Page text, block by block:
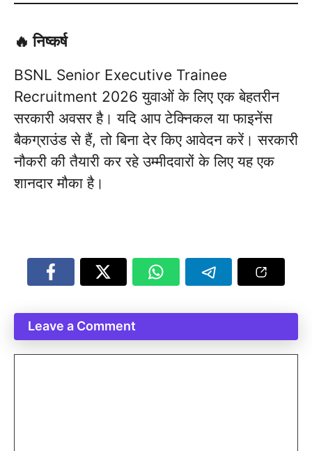
🔥 निष्कर्ष
BSNL Senior Executive Trainee
Recruitment 2026 युवाओं के लिए एक बेहतरीन
सरकारी अवसर है। यदि आप टेक्निकल या फाइनेंस
बैकग्राउंड से हैं, तो बिना देर किए आवेदन करें। सरकारी
नौकरी की तैयारी कर रहे उम्मीदवारों के लिए यह एक
शानदार मौका है।
Leave a Comment